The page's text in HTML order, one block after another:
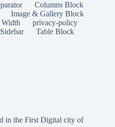
Columns Block
Image & Gallery Block
privacy-policy
Table Block
in the First Digital city of